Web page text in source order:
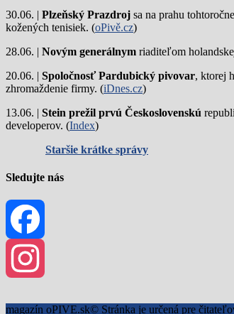
30.06. | Plzeňský Prazdroj sa na prahu
kožených tenisiek. (oPivě.cz)
28.06. | Novým generálnym riaditeľom
20.06. | Spoločnosť Pardubický pivovar, ktorej
zhromaždenie firmy. (iDnes.cz)
13.06. | Stein prežil prvú Československú
developerov. (Index)
Staršie krátke správy
Sledujte nás
Facebook
magazín oPIVE.sk© Stránka je určená pre